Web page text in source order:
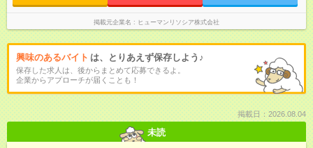
掲載元企業名 ヒューマンリソシア株式会社
興味のあるバイト は、とりあえず保存しよう♪
保存した求人は、後からまとめて応募できるよ。
企業からアプローチが届くことも！
掲載日：2026.08.04
未読